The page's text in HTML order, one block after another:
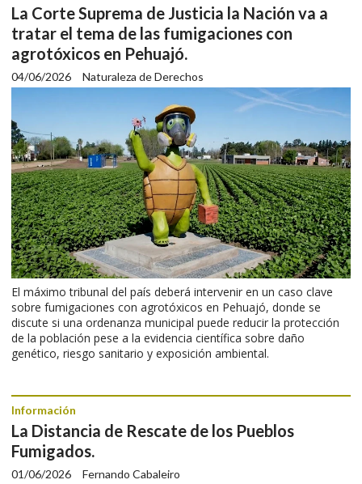
La Corte Suprema de Justicia la Nación va a
tratar el tema de las fumigaciones con
agrotóxicos en Pehuajó.
Naturaleza de Derechos
04/06/2026
El máximo tribunal del país deberá intervenir en un caso clave
sobre fumigaciones con agrotóxicos en Pehuajó, donde se
discute si una ordenanza municipal puede reducir la protección
de la población pese a la evidencia científica sobre daño
genético, riesgo sanitario y exposición ambiental.
La Distancia de Rescate de los Pueblos
Fumigados.
Fernando Cabaleiro
Información
01/06/2026